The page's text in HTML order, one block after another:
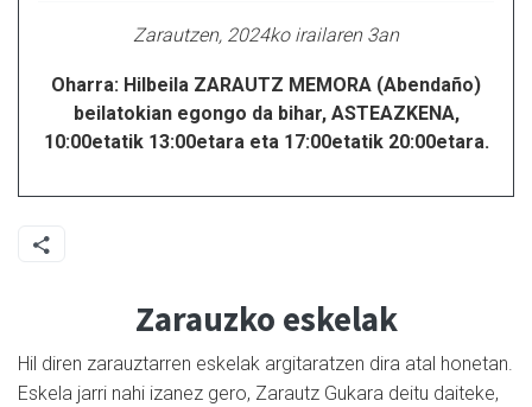
Zarautzen, 2024ko irailaren 3an
Oharra: Hilbeila ZARAUTZ MEMORA (Abendaño)
beilatokian egongo da bihar, ASTEAZKENA,
10:00etatik 13:00etara eta 17:00etatik 20:00etara.
Zarauzko eskelak
Hil diren zarauztarren eskelak argitaratzen dira atal honetan.
Eskela jarri nahi izanez gero, Zarautz Gukara deitu daiteke,